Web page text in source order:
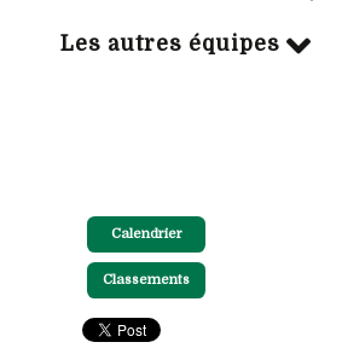
Les autres équipes
Calendrier
Classements